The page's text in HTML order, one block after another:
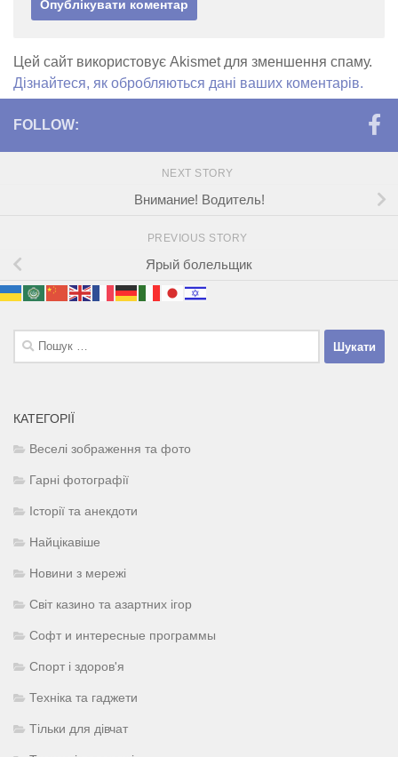
Цей сайт використовує Akismet для зменшення спаму.
Дізнайтеся, як обробляються дані ваших коментарів.
FOLLOW:
NEXT STORY
Внимание! Водитель!
PREVIOUS STORY
Ярый болельщик
Пошук:
КАТЕГОРІЇ
Веселі зображення та фото
Гарні фотографії
Історії та анекдоти
Найцікавіше
Новини з мережі
Світ казино та азартних ігор
Софт и интересные программы
Спорт і здоров'я
Техніка та гаджети
Тільки для дівчат